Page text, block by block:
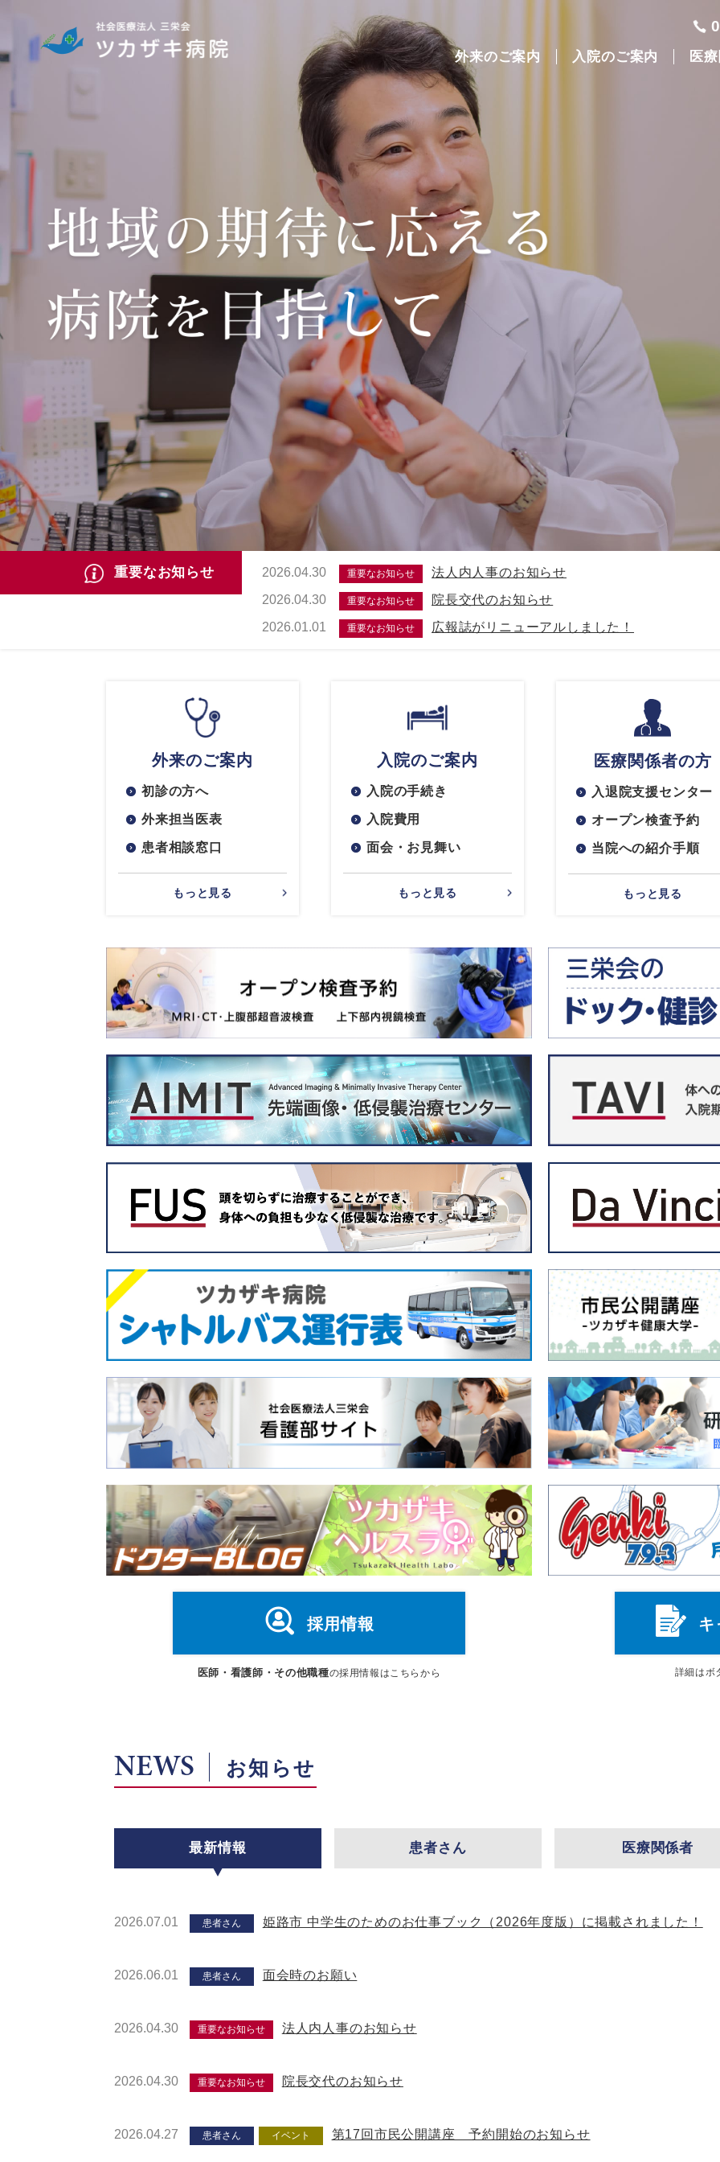
外来のご案内 入院のご案内 医
重要なお知らせ 2026.04.30 重要なお知らせ
法人内人事のお知らせ
2026.04.30
重要なお知らせ
院長交代のお知らせ
2026.01.01
重要なお知らせ 広報誌がリニューアルしました！
外来のご案内
初診の方へ
外来担当医表
患者相談窓口
もっと見る
入院のご案内
入院の手続き
入院費用
面会・お見舞い
もっと見る
医療関係者の方
入退院支援センター
オープン検査予約
当院への紹介手順
もっと見る
採用情報
医師・看護師・その他職種の採用情報はこちらから
キ
詳細はボ
NEWS お知らせ
最新情報 患者さん 医療関係者
2026.07.01 患者さん 姫路市 中学生のためのお仕事ブック（2026年度版）に掲載されました！
2026.06.01 患者さん 面会時のお願い
2026.04.30 重要なお知らせ 法人内人事のお知らせ
2026.04.30 重要なお知らせ 院長交代のお知らせ
2026.04.27 患者さん イベント 第17回市民公開講座 予約開始のお知らせ